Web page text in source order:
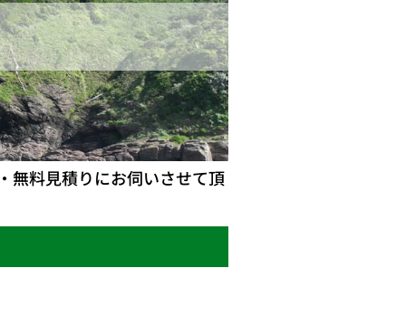
無料見積りにお伺いさせて頂